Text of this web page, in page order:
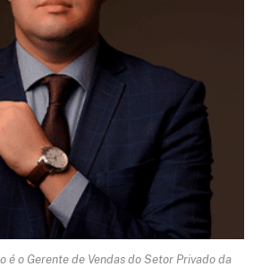
é o Gerente de Vendas do Setor Privado da